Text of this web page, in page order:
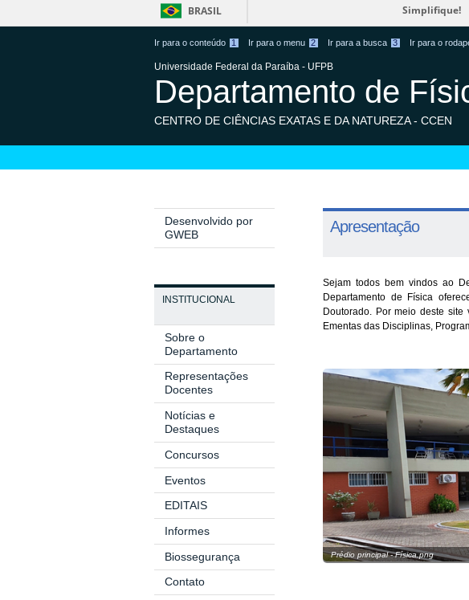
Ir para o conteúdo 1 Ir para o menu 2 Ir para a busca 3 Ir para o
BRASIL Simplifique!
Universidade Federal da Paraíba - UFPB
Departamento de
CENTRO DE CIÊNCIAS EXATAS E DA NATUREZA - CCEN
Desenvolvido por
GWEB
INSTITUCIONAL
Sobre o
Departamento
Representações
Docentes
Notícias e
Destaques
Concursos
Eventos
EDITAIS
Informes
Biossegurança
Contato
Apresentação
Sejam todos bem vindos ao
Departamento de Física
Doutorado. Por meio deste site
Ementas das Disciplinas,
Prédio principal - Física.png